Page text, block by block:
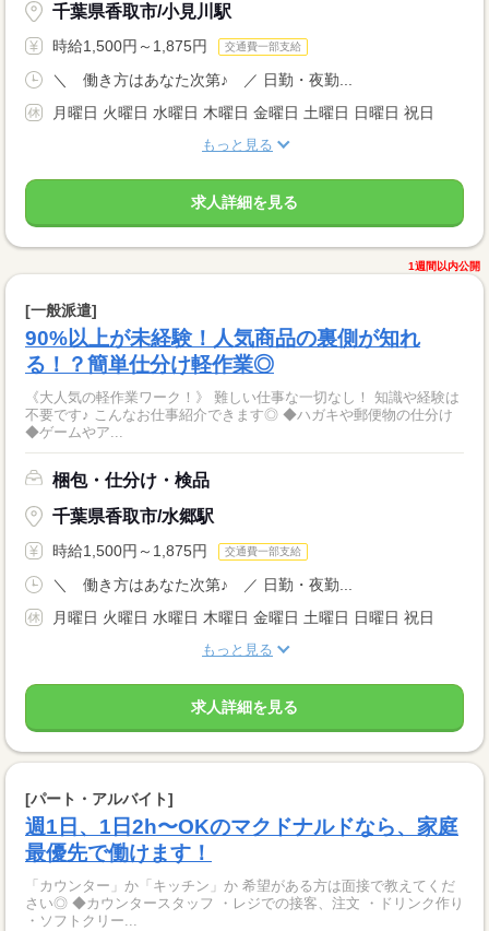
千葉県香取市/小見川駅
時給1,500円～1,875円 交通費一部支給
＼ 働き方はあなた次第♪ ／ 日勤・夜勤...
月曜日 火曜日 水曜日 木曜日 金曜日 土曜日 日曜日 祝日
もっと見る
求人詳細を見る
1週間以内公開
[一般派遣]
90%以上が未経験！人気商品の裏側が知れ
る！？簡単仕分け軽作業◎
《大人気の軽作業ワーク！》 難しい仕事な一切なし！ 知識や経験は
不要です♪ こんなお仕事紹介できます◎ ◆ハガキや郵便物の仕分け
◆ゲームやア...
梱包・仕分け・検品
千葉県香取市/水郷駅
時給1,500円～1,875円 交通費一部支給
＼ 働き方はあなた次第♪ ／ 日勤・夜勤...
月曜日 火曜日 水曜日 木曜日 金曜日 土曜日 日曜日 祝日
もっと見る
求人詳細を見る
[パート・アルバイト]
週1日、1日2h〜OKのマクドナルドなら、家庭
最優先で働けます！
「カウンター」か「キッチン」か 希望がある方は面接で教えてくだ
さい◎ ◆カウンタースタッフ ・レジでの接客、注文 ・ドリンク作り
・ソフトクリー...